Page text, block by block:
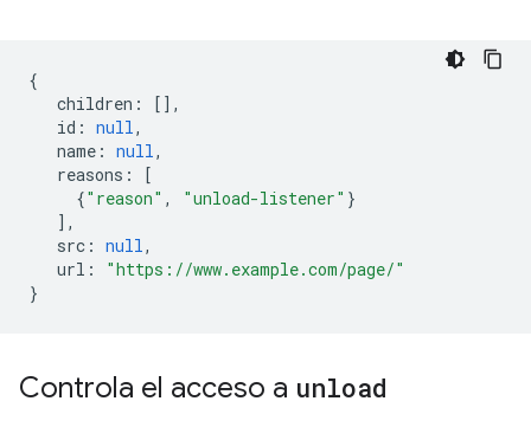
{
children :
[],
id : null,
name : null,
reasons :
[
{"reason" , "unload-listener" }
],
src : null,
url :
"https://www.example.com/page/"
}
Controla el acceso a unload